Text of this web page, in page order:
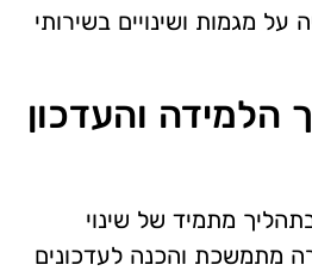
מגמות ושינויים בשירותי
והעדכון
מתמיד של שינוי
מתמשכת והכנה לעדכונים